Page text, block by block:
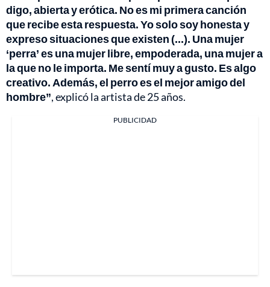
digo, abierta y erótica. No es mi primera canción
que recibe esta respuesta. Yo solo soy honesta y
expreso situaciones que existen (...). Una mujer
‘perra’ es una mujer libre, empoderada, una mujer a
la que no le importa. Me sentí muy a gusto. Es algo
creativo. Además, el perro es el mejor amigo del
hombre”, explicó la artista de 25 años.
PUBLICIDAD